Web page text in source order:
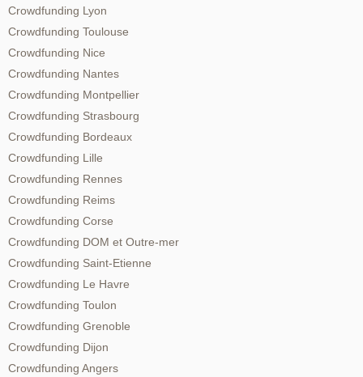
Crowdfunding Lyon
Crowdfunding Toulouse
Crowdfunding Nice
Crowdfunding Nantes
Crowdfunding Montpellier
Crowdfunding Strasbourg
Crowdfunding Bordeaux
Crowdfunding Lille
Crowdfunding Rennes
Crowdfunding Reims
Crowdfunding Corse
Crowdfunding DOM et Outre-mer
Crowdfunding Saint-Etienne
Crowdfunding Le Havre
Crowdfunding Toulon
Crowdfunding Grenoble
Crowdfunding Dijon
Crowdfunding Angers